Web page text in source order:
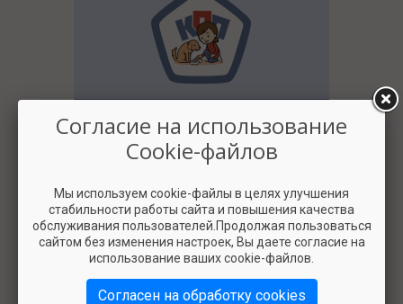
2500
Согласие на использование
Cookie-файлов
Мы используем cookie-файлы в целях улучшения
стабильности работы сайта и повышения качества
обслуживания пользователей.Продолжая пользоваться
сайтом без изменения настроек, Вы даете согласие на
использование ваших cookie-файлов.
Согласен на обработку cookies